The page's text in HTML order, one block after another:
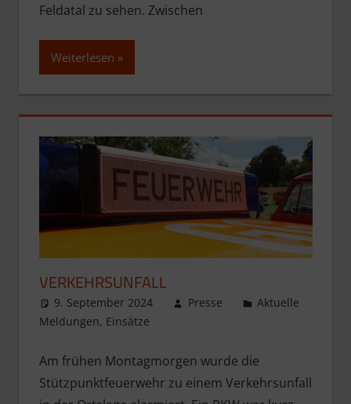
Feldatal zu sehen. Zwischen
Weiterlesen
VERKEHRSUNFALL
9. September 2024 Presse
Aktuelle
Meldungen, Einsätze
Am frühen Montagmorgen wurde die
Stützpunktfeuerwehr zu einem Verkehrsunfall